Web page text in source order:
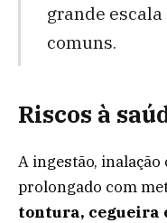
grande
comuns.
Riscos à
A ingestão,
prolongado com
tontura, cegueira